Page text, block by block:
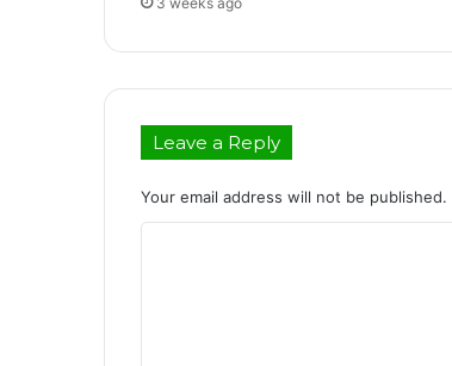
Leave a Reply
Your email address will not be published.